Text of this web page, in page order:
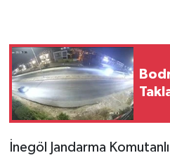
İnegöl Jandarma